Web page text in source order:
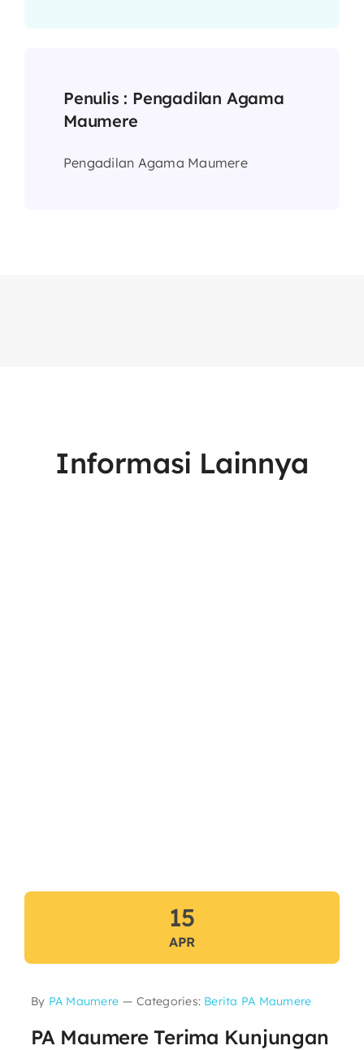
Penulis : Pengadilan Agama
Maumere
Pengadilan Agama Maumere
Informasi Lainnya
15
APR
By PA Maumere — Categories: Berita PA Maumere
PA Maumere Terima Kunjungan